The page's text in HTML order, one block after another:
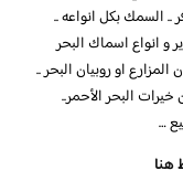
قرابة مسافة ٥ كليو .. يتوفر .. السمك بكل انواعه ..
انواع اسماك البحر
او روبيان البحر ..
خيرات البحر الأحمر..
…